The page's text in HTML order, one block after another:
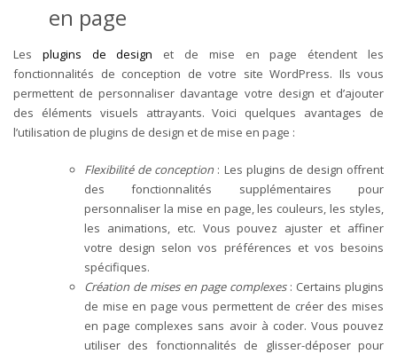
en page
Les plugins de design et de mise en page étendent les
fonctionnalités de conception de votre site WordPress. Ils vous
permettent de personnaliser davantage votre design et d’ajouter
des éléments visuels attrayants. Voici quelques avantages de
l’utilisation de plugins de design et de mise en page :
Flexibilité de conception : Les plugins de design offrent
des fonctionnalités supplémentaires pour
personnaliser la mise en page, les couleurs, les styles,
les animations, etc. Vous pouvez ajuster et affiner
votre design selon vos préférences et vos besoins
spécifiques.
Création de mises en page complexes : Certains plugins
de mise en page vous permettent de créer des mises
en page complexes sans avoir à coder. Vous pouvez
utiliser des fonctionnalités de glisser-déposer pour